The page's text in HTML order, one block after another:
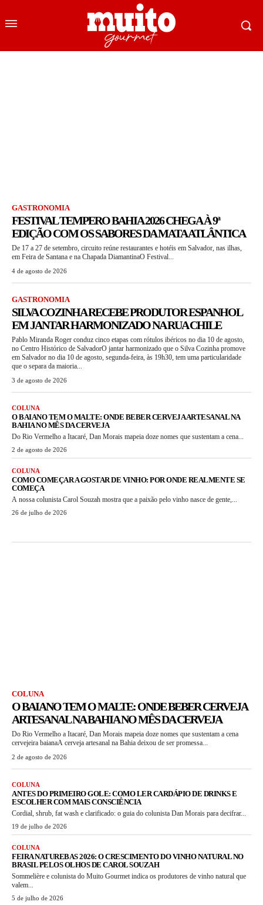
GASTRONOMIA
FESTIVAL TEMPERO BAHIA 2026 CHEGA À 9ª
EDIÇÃO COM OS SABORES DA MATA ATLÂNTICA
De 17 a 27 de setembro, circuito reúne restaurantes e hotéis em Salvador, nas ilhas,
em Feira de Santana e na Chapada DiamantinaO Festival...
4 de agosto de 2026
GASTRONOMIA
SILVA COZINHA RECEBE PRODUTOR ESPANHOL
EM JANTAR HARMONIZADO NA RUA CHILE
Pablo Miranda Roger conduz cinco etapas com rótulos ibéricos no dia 10 de agosto,
no Centro Histórico de SalvadorO jantar harmonizado que o Silva Cozinha promove
em Salvador no dia 10 de agosto, segunda-feira, às 19h30, tem uma particularidade
que o separa da maioria...
3 de agosto de 2026
COLUNA
O BAIANO TEM O MALTE: ONDE BEBER CERVEJA ARTESANAL NA
BAHIA NO MÊS DA CERVEJA
Do Rio Vermelho a Itacaré, Dan Morais mapeia doze nomes que sustentam a cena...
2 de agosto de 2026
COLUNA
COMO COMEÇAR A GOSTAR DE VINHO: POR ONDE REALMENTE SE
COMEÇA
A nossa colunista Carol Souzah mostra que a paixão pelo vinho nasce de gente,...
26 de julho de 2026
COLUNA
O BAIANO TEM O MALTE: ONDE BEBER CERVEJA
ARTESANAL NA BAHIA NO MÊS DA CERVEJA
Do Rio Vermelho a Itacaré, Dan Morais mapeia doze nomes que sustentam a cena
cervejeira baianaA cerveja artesanal na Bahia deixou de ser promessa...
2 de agosto de 2026
COLUNA
ANTES DO PRIMEIRO GOLE: COMO LER CARDÁPIO DE DRINKS E
ESCOLHER COM MAIS CONSCIÊNCIA
Cordial, shrub, fat wash e clarificado: o guia do colunista Dan Morais para decifrar...
19 de julho de 2026
COLUNA
FEIRA NATUREBAS 2026: O CRESCIMENTO DO VINHO NATURAL NO
BRASIL PELOS OLHOS DE CAROL SOUZAH
Sommelière e colunista do Muito Gourmet indica os produtores de vinho natural que
valem...
5 de julho de 2026